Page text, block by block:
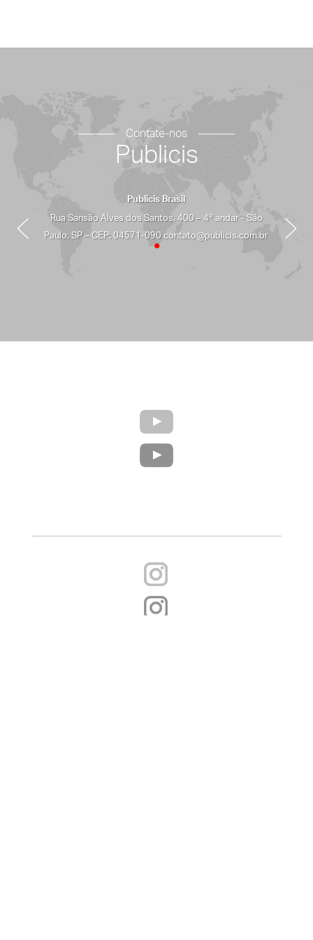
Contate-nos
Publicis
Publicis Brasil
Rua Sansão Alves dos Santos, 400 – 4º andar - São
Paulo, SP – CEP: 04571-090 contato@publicis.com.br
•